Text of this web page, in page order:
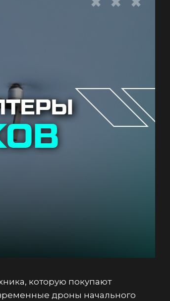
которую покупают
дроны начального